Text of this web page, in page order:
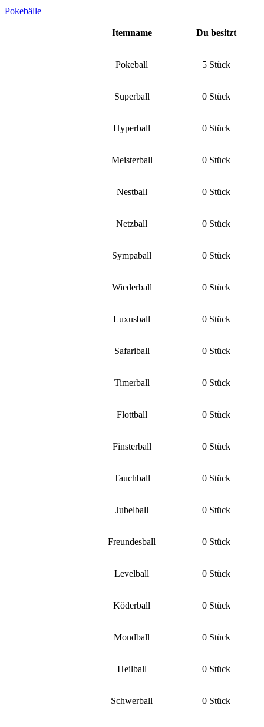
Pokebälle
Itemname Du besitzt
Pokeball 5 Stück
Superball 0 Stück
Hyperball 0 Stück
Meisterball 0 Stück
Nestball 0 Stück
Netzball 0 Stück
Sympaball 0 Stück
Wiederball 0 Stück
Luxusball 0 Stück
Safariball 0 Stück
Timerball 0 Stück
Flottball 0 Stück
Finsterball 0 Stück
Tauchball 0 Stück
Jubelball 0 Stück
Freundesball 0 Stück
Levelball 0 Stück
Köderball 0 Stück
Mondball 0 Stück
Heilball 0 Stück
Schwerball 0 Stück